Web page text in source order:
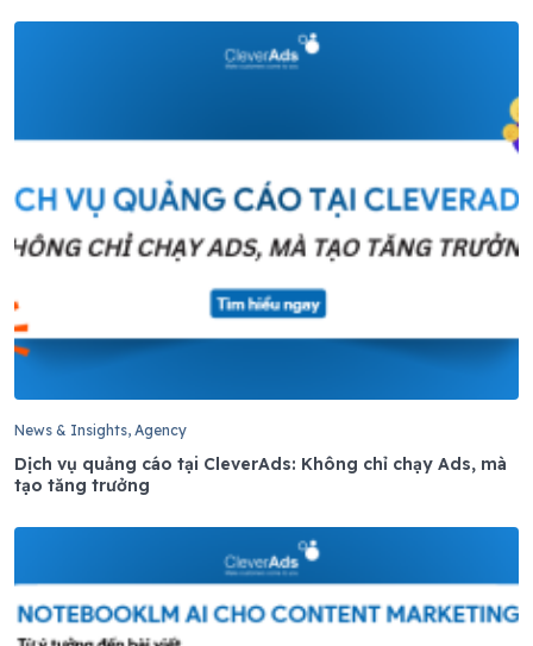
News & Insights, Agency
Dịch vụ quảng cáo tại CleverAds: Không chỉ chạy Ads, mà
tạo tăng trưởng